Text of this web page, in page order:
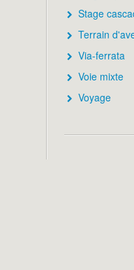
Stage
Terrain
Via-ferrata
Voie mixte
Voyage